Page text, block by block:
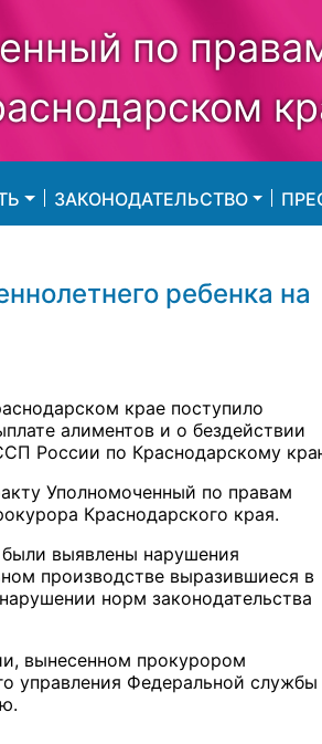
по
ЗАКОНОДАТЕЛЬСТВО
ребенка на
крае поступило
алиментов и о бездействии
России по Краснодарскому
Уполномоченный по правам
Краснодарского края.
выявлены нарушения
производстве выразившиеся в
норм законодательства
вынесенном прокурором
управления Федеральной службы